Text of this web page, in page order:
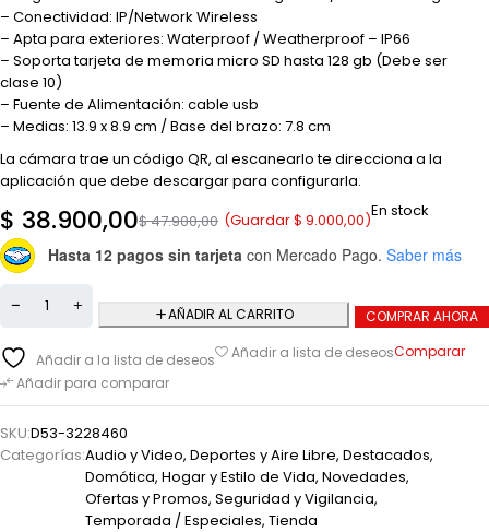
– Conectividad: IP/Network Wireless
– Apta para exteriores: Waterproof / Weatherproof – IP66
– Soporta tarjeta de memoria micro SD hasta 128 gb (Debe ser
clase 10)
– Fuente de Alimentación: cable usb
– Medias: 13.9 x 8.9 cm / Base del brazo: 7.8 cm
La cámara trae un código QR, al escanearlo te direcciona a la
aplicación que debe descargar para configurarla.
$47.900,00
$ 38.900,00 (Guardar$ 9.000,00)En stock
Hasta 12 pagos sin tarjeta con Mercado Pago. Saber más
AÑADIR AL CARRITO COMPRAR AHORA
Añadir a la lista de deseos Añadir a lista de deseosComparar
Añadir para comparar
SKU:D53-3228460
Categorías:Audio y Video, Deportes y Aire Libre, Destacados,
Domótica, Hogar y Estilo de Vida, Novedades,
Ofertas y Promos, Seguridad y Vigilancia,
Temporada / Especiales, Tienda